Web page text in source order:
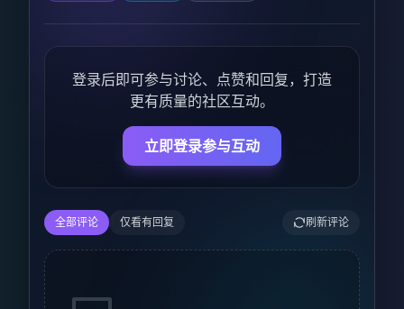
登录后即可参与讨论、点赞和回复，打造
更有质量的社区互动。
立即登录参与互动
全部评论 仅看有回复 刷新评论